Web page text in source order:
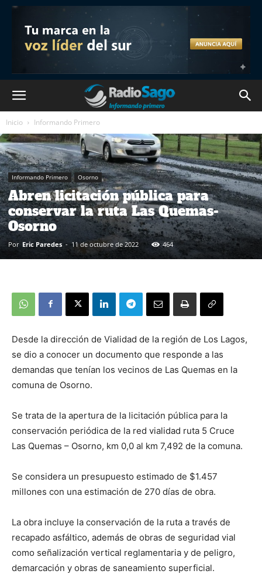
Inicio Informando Primero
Informando Primero Osorno
Abren licitación pública para
conservar la ruta Las Quemas-
Osorno
Por Eric Paredes - 11 de octubre de 2022 464
Desde la dirección de Vialidad de la región de Los Lagos,
se dio a conocer un documento que responde a las
demandas que tenían los vecinos de Las Quemas en la
comuna de Osorno.
Se trata de la apertura de la licitación pública para la
conservación periódica de la red vialidad ruta 5 Cruce
Las Quemas – Osorno, km 0,0 al km 7,492 de la comuna.
Se considera un presupuesto estimado de $1.457
millones con una estimación de 270 días de obra.
La obra incluye la conservación de la ruta a través de
recapado asfáltico, además de obras de seguridad vial
como señalización vertical reglamentaria y de peligro,
demarcación y obras de saneamiento superficial.